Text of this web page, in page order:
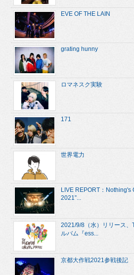
EVE OF THE LAIN
grating hunny
ロマネスク実験
171
世界電力
LIVE REPORT：Nothing's
2021”...
2021/9/8（水）リリース、
ルバム『ess...
京都大作戦2021参戦後記